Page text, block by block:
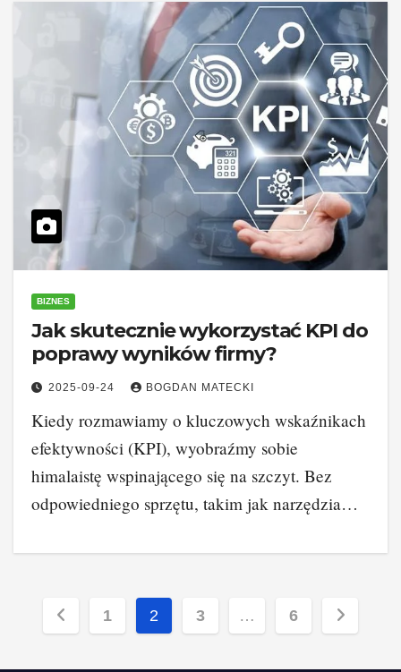
BIZNES
Jak skutecznie wykorzystać KPI do
poprawy wyników firmy?
2025-09-24 BOGDAN MATECKI
Kiedy rozmawiamy o kluczowych wskaźnikach
efektywności (KPI), wyobraźmy sobie
himalaistę wspinającego się na szczyt. Bez
odpowiedniego sprzętu, takim jak narzędzia…
Stronicowanie
1 2 3 … 6